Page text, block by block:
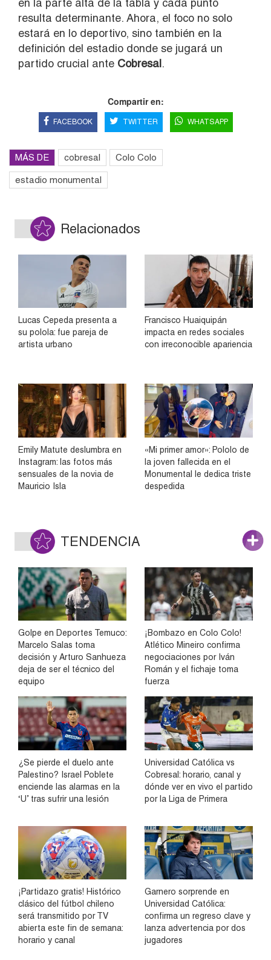
en la parte alta de la tabla y cada punto
resulta determinante. Ahora, el foco no solo
estará en lo deportivo, sino también en la
definición del estadio donde se jugará un
partido crucial ante Cobresal.
Compartir en:
FACEBOOK TWITTER WHATSAPP
MÁS DE cobresal Colo Colo
estadio monumental
Relacionados
Lucas Cepeda presenta a
su polola: fue pareja de
artista urbano
Francisco Huaiquipán
impacta en redes sociales
con irreconocible apariencia
Emily Matute deslumbra en
Instagram: las fotos más
sensuales de la novia de
Mauricio Isla
«Mi primer amor»: Pololo de
la joven fallecida en el
Monumental le dedica triste
despedida
TENDENCIA
Golpe en Deportes Temuco:
Marcelo Salas toma
decisión y Arturo Sanhueza
deja de ser el técnico del
equipo
¡Bombazo en Colo Colo!
Atlético Mineiro confirma
negociaciones por Iván
Román y el fichaje toma
fuerza
¿Se pierde el duelo ante
Palestino? Israel Poblete
enciende las alarmas en la
‘U’ tras sufrir una lesión
Universidad Católica vs
Cobresal: horario, canal y
dónde ver en vivo el partido
por la Liga de Primera
¡Partidazo gratis! Histórico
clásico del fútbol chileno
será transmitido por TV
abierta este fin de semana:
horario y canal
Garnero sorprende en
Universidad Católica:
confirma un regreso clave y
lanza advertencia por dos
jugadores